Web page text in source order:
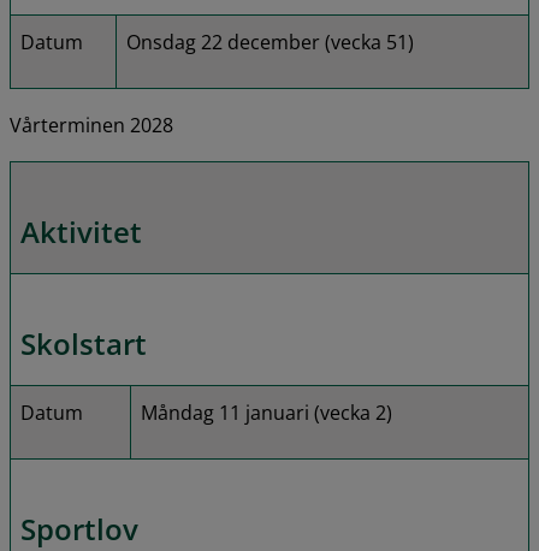
Datum Onsdag 22 december (vecka 51)
Vårterminen 2028
Aktivitet
Skolstart
Datum Måndag 11 januari (vecka 2)
Sportlov